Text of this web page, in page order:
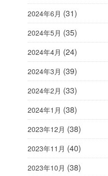
2024年6月 (31)
2024年5月 (35)
2024年4月 (24)
2024年3月 (39)
2024年2月 (33)
2024年1月 (38)
2023年12月 (38)
2023年11月 (40)
2023年10月 (38)